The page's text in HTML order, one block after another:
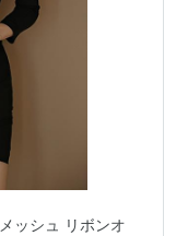
ッシュ リボンオ